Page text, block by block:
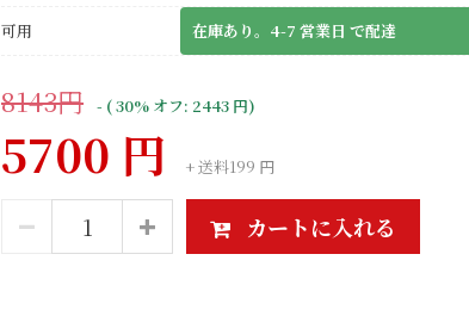
可用
在庫あり。4-7 営業日 で配達
8143円 - ( 30% オフ: 2443 円)
5700 円 + 送料199 円
カートに入れる